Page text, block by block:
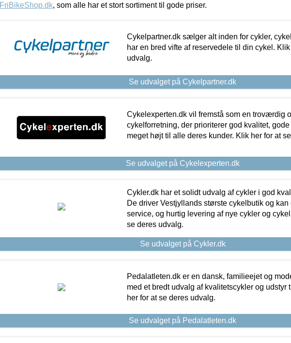
FriBikeShop.dk, som alle har et stort sortiment til gode priser.
Cykelpartner.dk sælger alt inden for cykler,
har en bred vifte af reservedele til din cykel.
udvalg.
Se udvalget på Cykelpartner.dk
Cykelexperten.dk vil fremstå som en troværdig
cykelforretning, der prioriterer god kvalitet,
meget højt til alle deres kunder. Klik her for at
Se udvalget på Cykelexperten.dk
Cykler.dk har et solidt udvalg af cykler i god
De driver Vestjyllands største cykelbutik og kan
service, og hurtig levering af nye cykler og
se deres udvalg.
Se udvalget på Cykler.dk
Pedalatleten.dk er en dansk, familieejet og
med et bredt udvalg af kvalitetscykler og udstyr
her for at se deres udvalg.
Se udvalget på Pedalatleten.dk